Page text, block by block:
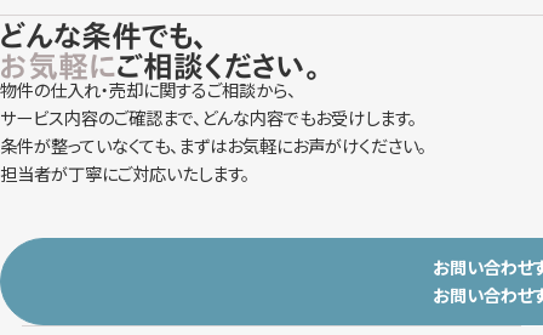
どんな条件でも、
お気軽にご相談ください。
物件の仕入れ・売却に関するご相談から、
サービス内容のご確認まで、どんな内容でもお受けします。
条件が整っていなくても、まずはお気軽にお声がけください。
担当者が丁寧にご対応いたします。
お問い合わせ
お問い合わせ